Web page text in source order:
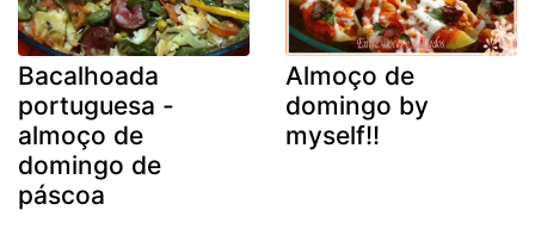
Bacalhoada
portuguesa -
almoço de
domingo de
páscoa
Almoço de
domingo by
myself!!